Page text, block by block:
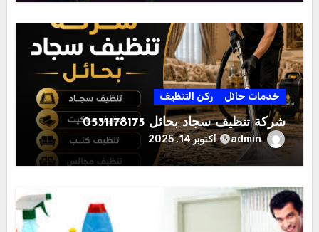
خدمات حائل ركن التنظيف
شركة تنظيف سجاد بحائل 0531178175
admin أكتوبر 14, 2025